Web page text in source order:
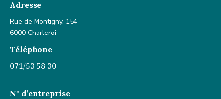
Adresse
Rue de Montigny, 154
6000 Charleroi
Téléphone
071/53 58 30
N° d’entreprise